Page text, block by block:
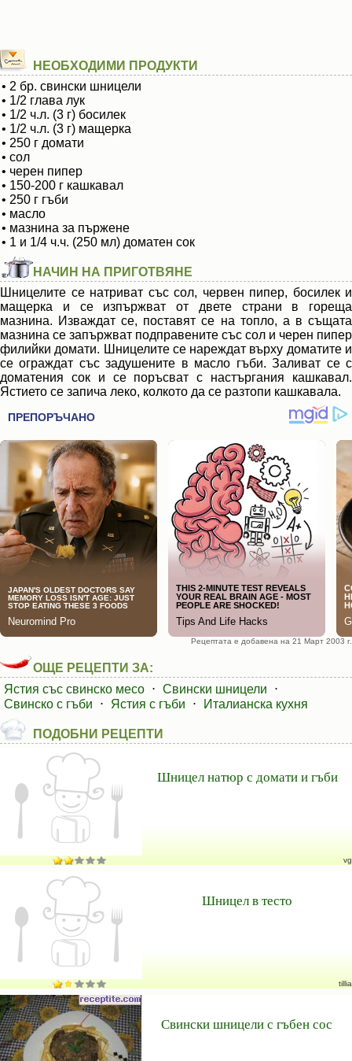
НЕОБХОДИМИ ПРОДУКТИ
• 2 бр. свински шницели
• 1/2 глава лук
• 1/2 ч.л. (3 г) босилек
• 1/2 ч.л. (3 г) мащерка
• 250 г домати
• сол
• черен пипер
• 150-200 г кашкавал
• 250 г гъби
• масло
• мазнина за пържене
• 1 и 1/4 ч.ч. (250 мл) доматен сок
НАЧИН НА ПРИГОТВЯНЕ
Шницелите се натриват със сол, червен пипер, босилек и
мащерка и се изпържват от двете страни в гореща
мазнина. Изваждат се, поставят се на топло, а в същата
мазнина се запържват подправените със сол и черен пипер
филийки домати. Шницелите се нареждат върху доматите и
се ограждат със задушените в масло гъби. Заливат се с
доматения сок и се поръсват с настъргания кашкавал.
Ястието се запича леко, колкото да се разтопи кашкавала.
Рецептата е добавена на 21 Март 2003 г.
ОЩЕ РЕЦЕПТИ ЗА:
Ястия със свинско месо ⋅ Свински шницели
⋅
Свинско с гъби
⋅ Ястия с гъби ⋅ Италианска кухня
ПОДОБНИ РЕЦЕПТИ
Шницел натюр с домати и гъби
vg
Шницел в тесто
tillia
Свински шницели с гъбен сос